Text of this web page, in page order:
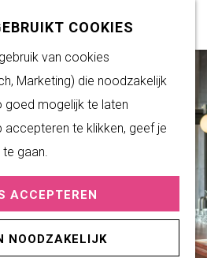
COOKIES
van cookies
Marketing) die noodzakelijk
goed mogelijk te laten
te klikken, geef je
gaan.
ACCEPTEREN
NOODZAKELIJK
M
e
DUURZAAM WONEN
Duurzame initiatieven
Fairtrade Gemeente
Het Energieloket
PRAKTISCHE
INFORMATIE
Verenigingen